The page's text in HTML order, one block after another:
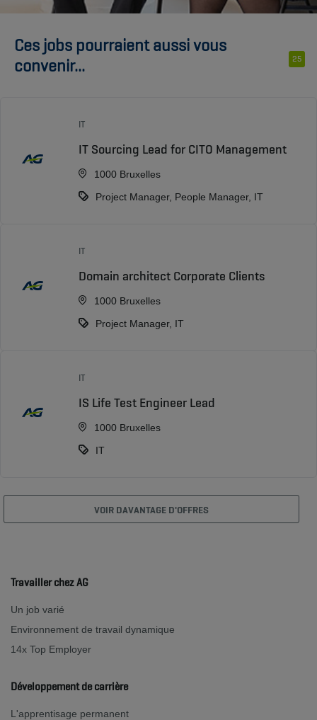
Ces jobs pourraient aussi vous
convenir...
25
IT
IT Sourcing Lead for CITO Management
1000 Bruxelles
Project Manager, People Manager, IT
IT
Domain architect Corporate Clients
1000 Bruxelles
Project Manager, IT
IT
IS Life Test Engineer Lead
1000 Bruxelles
IT
VOIR DAVANTAGE D'OFFRES
Travailler chez AG
Un job varié
Environnement de travail dynamique
14x Top Employer
Développement de carrière
L'apprentisage permanent